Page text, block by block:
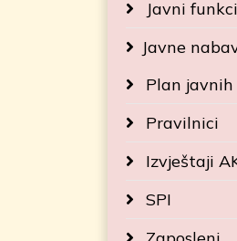
Javni
Javne
Plan
Pravilnici
Izvještaji
SPI